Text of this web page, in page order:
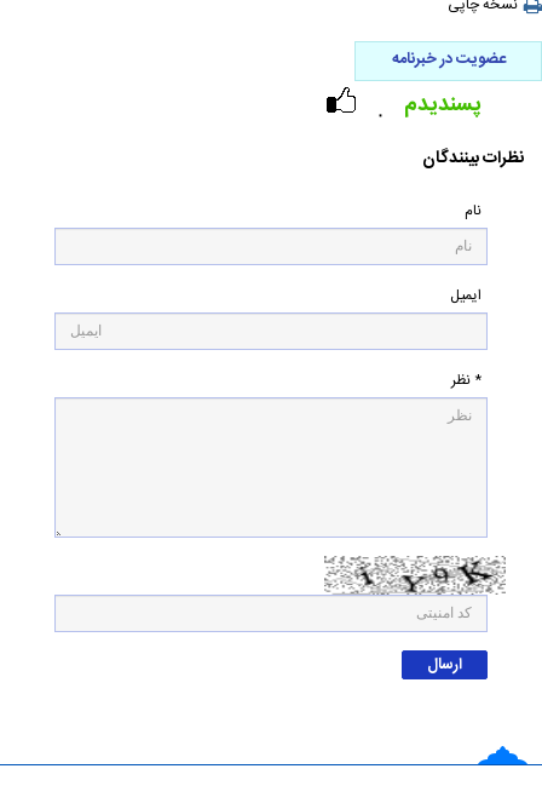
نسخه چاپی
عضویت در خبرنامه
پسندیدم
نظرات بینندگان
ایمیل
* نظر